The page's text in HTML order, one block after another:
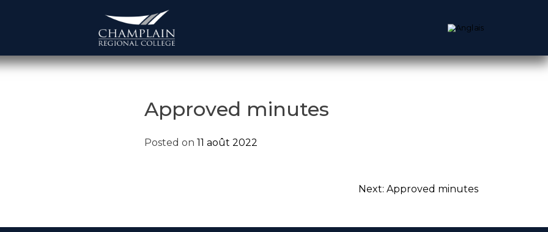
Approved minutes
Posted on 11 août 2022
Next: Approved minutes